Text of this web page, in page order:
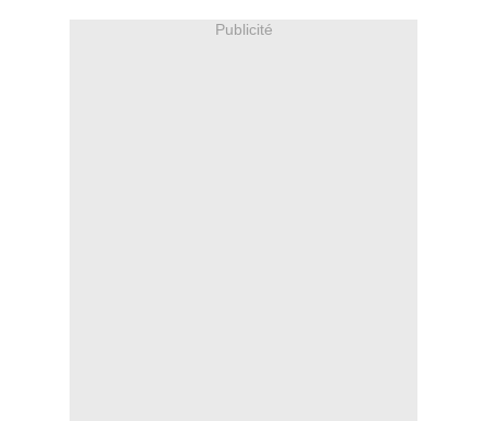
Publicité